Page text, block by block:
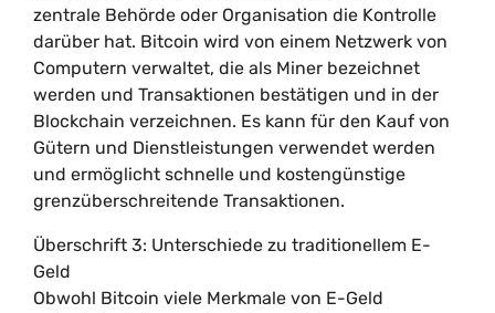
zentrale Behörde oder Organisation die Kontrolle
darüber hat. Bitcoin wird von einem Netzwerk von
Computern verwaltet, die als Miner bezeichnet
werden und Transaktionen bestätigen und in der
Blockchain verzeichnen. Es kann für den Kauf von
Gütern und Dienstleistungen verwendet werden
und ermöglicht schnelle und kostengünstige
grenzüberschreitende Transaktionen.
Überschrift 3: Unterschiede zu traditionellem E-
Geld
Obwohl Bitcoin viele Merkmale von E-Geld